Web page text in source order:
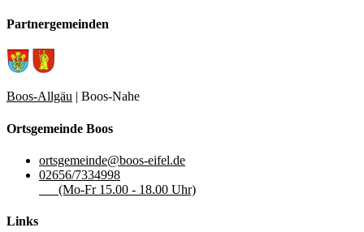
Partnergemeinden
Boos-Allgäu | Boos-Nahe
Ortsgemeinde Boos
ortsgemeinde@boos-eifel.de
02656/7334998
(Mo-Fr 15.00 - 18.00 Uhr)
Links